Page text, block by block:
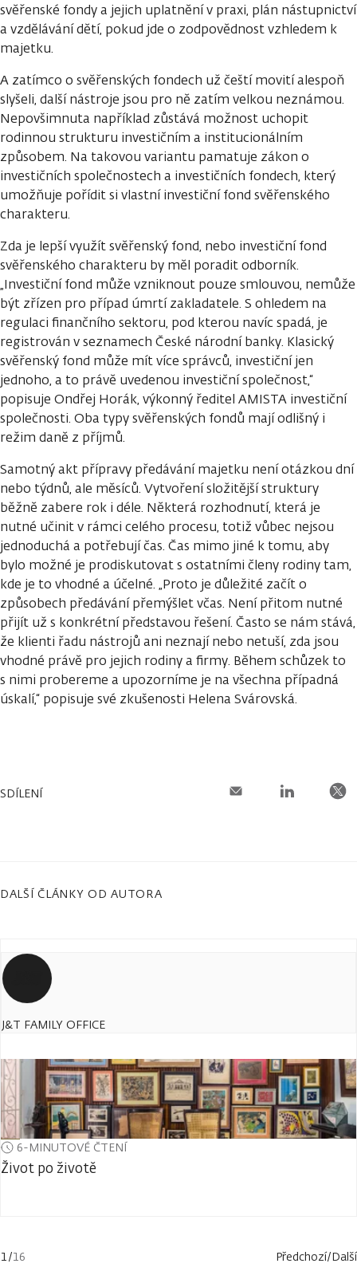
svěřenské fondy a jejich uplatnění v praxi, plán nástupnictví
a vzdělávání dětí, pokud jde o zodpovědnost vzhledem k
majetku.
A zatímco o svěřenských fondech už čeští movití alespoň
slyšeli, další nástroje jsou pro ně zatím velkou neznámou.
Nepovšimnuta například zůstává možnost uchopit
rodinnou strukturu investičním a institucionálním
způsobem. Na takovou variantu pamatuje zákon o
investičních společnostech a investičních fondech, který
umožňuje pořídit si vlastní investiční fond svěřenského
charakteru.
Zda je lepší využít svěřenský fond, nebo investiční fond
svěřenského charakteru by měl poradit odborník.
„Investiční fond může vzniknout pouze smlouvou, nemůže
být zřízen pro případ úmrtí zakladatele. S ohledem na
regulaci finančního sektoru, pod kterou navíc spadá, je
registrován v seznamech České národní banky. Klasický
svěřenský fond může mít více správců, investiční jen
jednoho, a to právě uvedenou investiční společnost,“
popisuje Ondřej Horák, výkonný ředitel AMISTA investiční
společnosti. Oba typy svěřenských fondů mají odlišný i
režim daně z příjmů.
Samotný akt přípravy předávání majetku není otázkou dní
nebo týdnů, ale měsíců. Vytvoření složitější struktury
běžně zabere rok i déle. Některá rozhodnutí, která je
nutné učinit v rámci celého procesu, totiž vůbec nejsou
jednoduchá a potřebují čas. Čas mimo jiné k tomu, aby
bylo možné je prodiskutovat s ostatními členy rodiny tam,
kde je to vhodné a účelné. „Proto je důležité začít o
způsobech předávání přemýšlet včas. Není přitom nutné
přijít už s konkrétní představou řešení. Často se nám stává,
že klienti řadu nástrojů ani neznají nebo netuší, zda jsou
vhodné právě pro jejich rodiny a firmy. Během schůzek to
s nimi probereme a upozorníme je na všechna případná
úskalí,“ popisuje své zkušenosti Helena Svárovská.
SDÍLENÍ
DALŠÍ ČLÁNKY OD AUTORA
J&T FAMILY OFFICE
6-MINUTOVÉ ČTENÍ
Život po životě
1 /16 Předchozí/Další